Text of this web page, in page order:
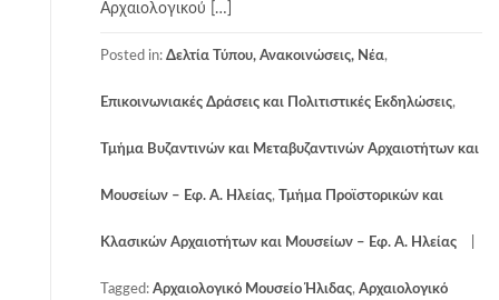
Αρχαιολογικού […]
Posted in: Δελτία Τύπου, Ανακοινώσεις, Νέα,
Επικοινωνιακές Δράσεις και Πολιτιστικές Εκδηλώσεις,
Τμήμα Βυζαντινών και Μεταβυζαντινών Αρχαιοτήτων και
Μουσείων – Εφ. Α. Ηλείας, Τμήμα Προϊστορικών και
Κλασικών Αρχαιοτήτων και Μουσείων – Εφ. Α. Ηλείας
Tagged: Αρχαιολογικό Μουσείο Ήλιδας, Αρχαιολογικό